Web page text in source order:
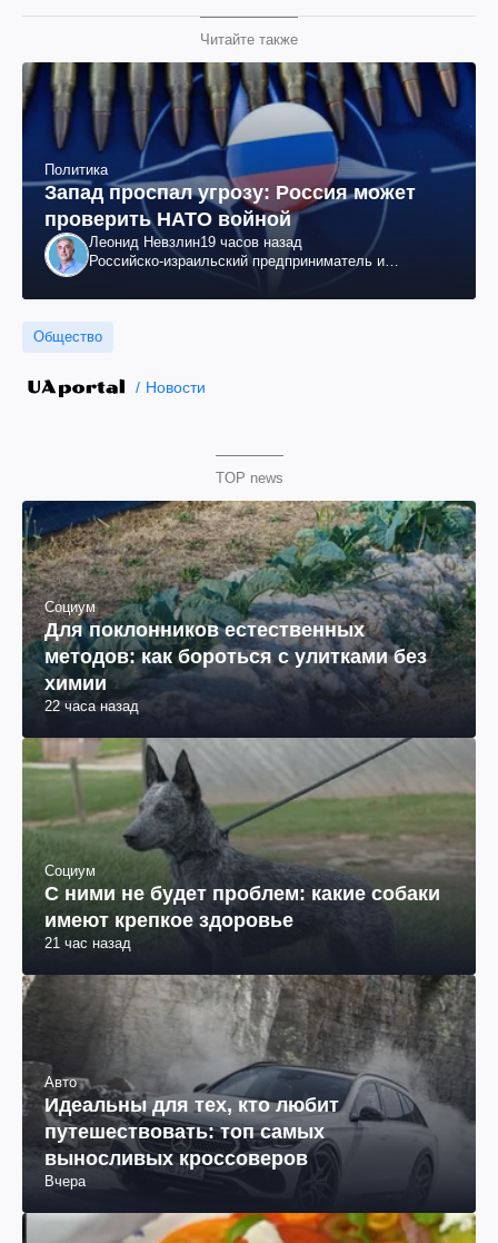
Читайте также
Политика
Запад проспал угрозу: Россия может
проверить НАТО войной
Леонид Невзлин19 часов назад
Российско-израильский предприниматель и
"ЮКОСа"
Общество
Новости
TOP news
Социум
Для поклонников естественных
методов: как бороться с улитками без
химии
22 часа назад
Социум
С ними не будет проблем: какие собаки
имеют крепкое здоровье
21 час назад
Авто
Идеальны для тех, кто любит
путешествовать: топ самых
выносливых кроссоверов
Вчера